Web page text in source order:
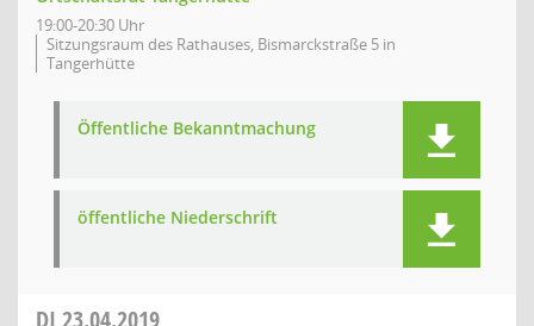
19:00-20:30 Uhr
Sitzungsraum des Rathauses, Bismarckstraße 5 in
Tangerhütte
Öffentliche Bekanntmachung
öffentliche Niederschrift
DI 23.04.2019